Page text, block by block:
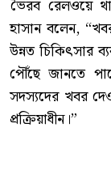
ভৈরব রেলওয়ে
হাসান বলেন,
উন্নত চিকিৎসার
পৌঁছে জানতে
সদস্যদের খবর
প্রক্রিয়াধীন।”